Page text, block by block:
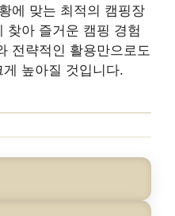
에 맞는 최적의 캠핑장
찾아 즐거운 캠핑 경험
전략적인 활용만으로도
높아질 것입니다.